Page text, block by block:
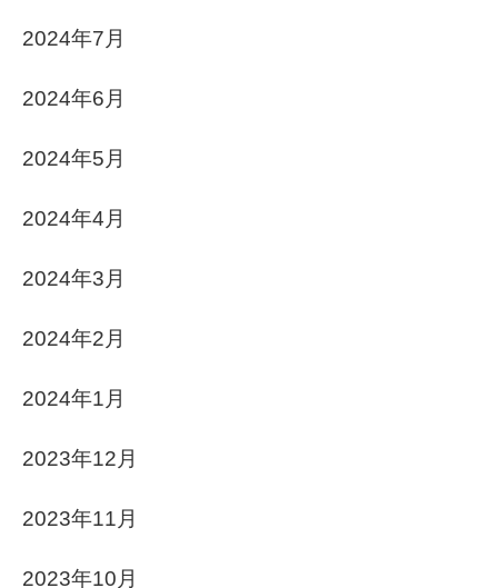
2024年7月
2024年6月
2024年5月
2024年4月
2024年3月
2024年2月
2024年1月
2023年12月
2023年11月
2023年10月